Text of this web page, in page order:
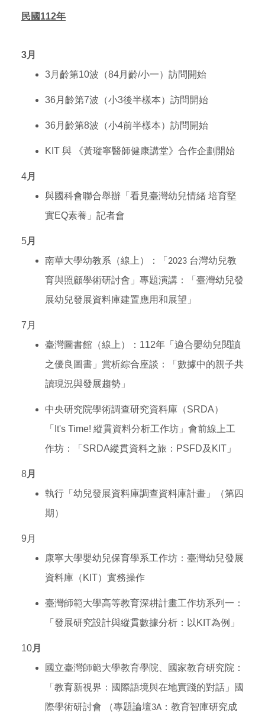
民國112年
3月
3月齡第10波（84月齡/小一）訪問開始
36月齡第7波（小3後半樣本）訪問開始
36月齡第8波（小4前半樣本）訪問開始
KIT 與 《黃瑽寧醫師健康講堂》合作企劃開始
4月
與國科會聯合舉辦「看見臺灣幼兒情緒 培育堅
實EQ素養」記者會
5月
南華大學幼教系（線上）：「2023 台灣幼兒教
育與照顧學術研討會」專題演講：「臺灣幼兒發
展幼兒發展資料庫建置應用和展望」
7月
臺灣圖書館（線上）：112年「適合嬰幼兒閱讀
之優良圖書」賞析綜合座談：「數據中的親子共
讀現況與發展趨勢」
中央研究院學術調查研究資料庫（SRDA）
「It's Time! 縱貫資料分析工作坊」會前線上工
作坊：「SRDA縱貫資料之旅：PSFD及KIT」
8月
執行「幼兒發展資料庫調查資料庫計畫」（第四
期）
9月
康寧大學嬰幼兒保育學系工作坊：臺灣幼兒發展
資料庫（KIT）實務操作
臺灣師範大學高等教育深耕計畫工作坊系列一：
「發展研究設計與縱貫數據分析：以KIT為例」
10月
國立臺灣師範大學教育學院、國家教育研究院：
「教育新視界：國際語境與在地實踐的對話」國
際學術研討會 （專題論壇3A：教育智庫研究成